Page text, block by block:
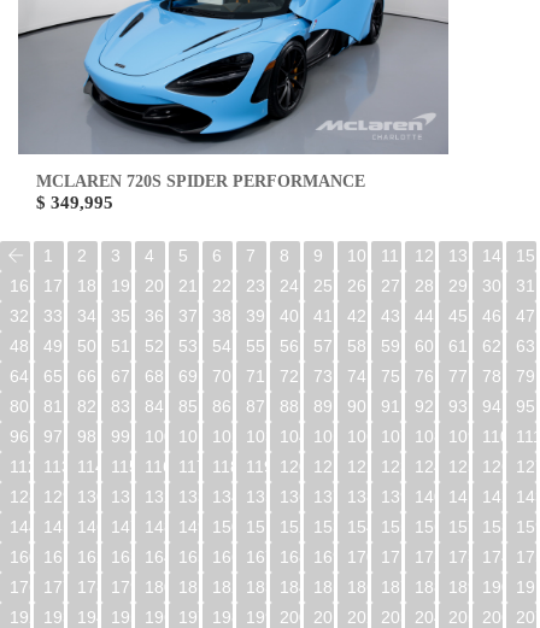
MCLAREN 720S SPIDER PERFORMANCE
$ 349,995
1 2 3 4 5 6 7 8 9 10 11 12 13 14
15
16
17 18 19 20 21 22 23 24 25 26 27 28 29 30
31
32
33 34 35 36 37 38 39 40 41 42 43 44 45 46
47
48
49 50 51 52 53 54 55 56 57 58 59 60 61 62
63
64
65 66 67 68 69 70 71 72 73 74 75 76 77 78
79
80
81 82 83 84 85 86 87 88 89 90 91 92 93 94
95
96
97 98 99 100 101 102 103 104 105 106 107 108 109 110
112
113 114 115 116 117 118 119 120 121 122 123 124 125 126
128
129 130 131 132 133 134 135 136 137 138 139 140 141 142
144
145 146 147 148 149 150 151 152 153 154 155 156 157 158
160
161 162 163 164 165 166 167 168 169 170 171 172 173 174
176
177 178 179 180 181 182 183 184 185 186 187 188 189 190
192
193 194 195 196 197 198 199 200 201 202 203 204 205 206